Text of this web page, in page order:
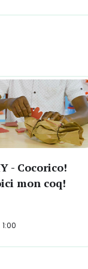
- Cocorico!
mon coq!
1:00